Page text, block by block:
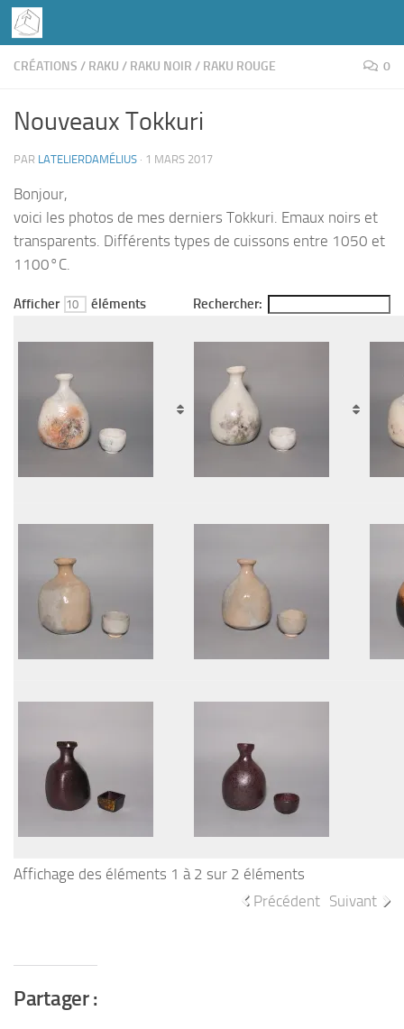
Skip to content
CRÉATIONS / RAKU / RAKU NOIR / RAKU ROUGE 0
Nouveaux Tokkuri
PAR LATELIERDAMÉLIUS · 1 MARS 2017
Bonjour,
voici les photos de mes derniers Tokkuri. Emaux noirs et
transparents. Différents types de cuissons entre 1050 et
1100°C.
Afficher éléments Rechercher:
Affichage des éléments 1 à 2 sur 2 éléments
Précédent Suivant
Partager :